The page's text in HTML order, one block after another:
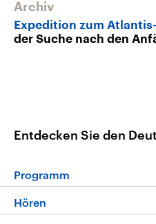
Archiv
Expedition zum
der Suche nach den
Entdecken Sie den
Programm
Programm
Hören